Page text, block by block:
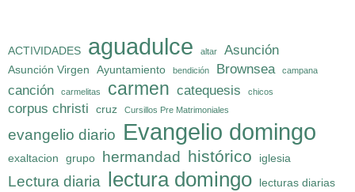
ACTIVIDADES aguadulce altar Asunción
Asunción Virgen Ayuntamiento bendición Brownsea campana
canción carmelitas carmen catequesis chicos
corpus christi cruz Cursillos Pre Matrimoniales
evangelio diario Evangelio domingo
exaltacion grupo hermandad histórico iglesia
Lectura diaria lectura domingo lecturas diarias